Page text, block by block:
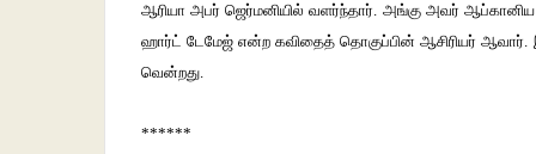
ஆரியா அபர் ஜெர்மனியில் வளர்ந்தார். அங்கு அவர் ஆப்கானிய
ஹார்ட் டேமேஜ் என்ற கவிதைத் தொகுப்பின் ஆசிரியர் ஆவார்.
வென்றது.
******